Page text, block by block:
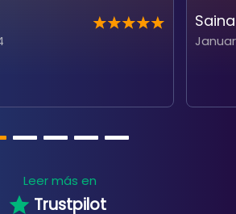
Saina
Leer más en
Trustpilot